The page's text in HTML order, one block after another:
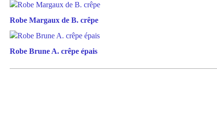
Robe Margaux de B. crêpe
Robe Brune A. crêpe épais